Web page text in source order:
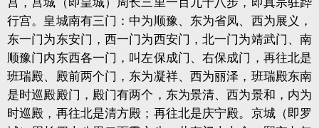
行宫。皇城南有三门：中为顺豫、东为省凤、西为展义，
东一门为东安门，西一门为西安门，北一门为靖武门、南
顺豫门内东西各一门，叫左保成门、右保成门，再往北是
班瑞殿、殿前两个门，东为凝祥、西为丽泽，班瑞殿东南
是时巡殿殿门，殿门有两个，东为景清、西为景和，内为
时巡殿，再往北是清方殿；再往北是庆宁殿。京城（即罗